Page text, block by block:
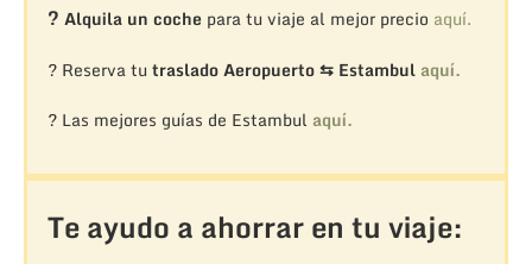
? Alquila un coche para tu viaje al mejor precio aquí.
? Reserva tu traslado Aeropuerto ⇆ Estambul aquí.
? Las mejores guías de Estambul aquí.
Te ayudo a ahorrar en tu viaje: